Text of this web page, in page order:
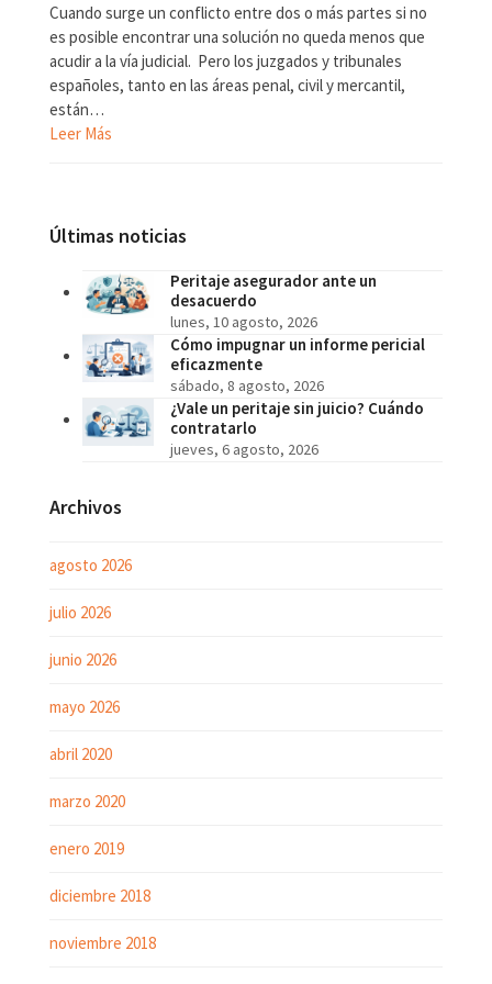
Cuando surge un conflicto entre dos o más partes si no
es posible encontrar una solución no queda menos que
acudir a la vía judicial. Pero los juzgados y tribunales
españoles, tanto en las áreas penal, civil y mercantil,
están…
Leer Más
Últimas noticias
Peritaje asegurador ante un
desacuerdo
lunes, 10 agosto, 2026
Cómo impugnar un informe pericial
eficazmente
sábado, 8 agosto, 2026
¿Vale un peritaje sin juicio? Cuándo
contratarlo
jueves, 6 agosto, 2026
Archivos
agosto 2026
julio 2026
junio 2026
mayo 2026
abril 2020
marzo 2020
enero 2019
diciembre 2018
noviembre 2018